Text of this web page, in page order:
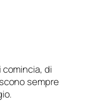
di
sempre